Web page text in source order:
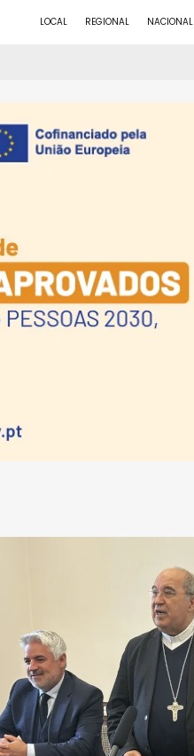
LOCAL REGIONAL NACIONAL